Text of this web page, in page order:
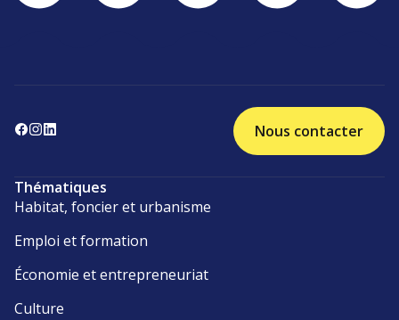
Nous contacter
Thématiques
Habitat, foncier et urbanisme
Emploi et formation
Économie et entrepreneuriat
Culture